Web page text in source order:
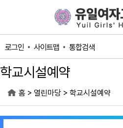
로그인 사이트맵 통합검색
학교시설예약
홈 > 열린마당 > 학교시설예약